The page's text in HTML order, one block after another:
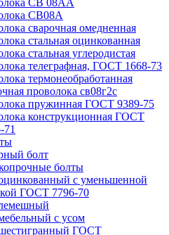
СВ 08АА
СВ08А
сварочная омедненная
стальная оцинкованная
стальная углеродистая
телеграфная, ГОСТ 1668-73
термонеобработанная
проволока св08г2с
пружинная ГОСТ 9389-75
конструкционная ГОСТ
71
болт
болты
с уменьшенной
ГОСТ 7796-70
с усом
ГОСТ